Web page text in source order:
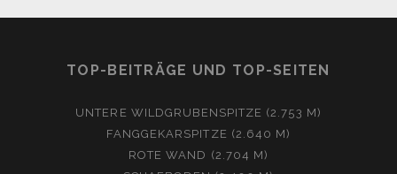
TOP-BEITRÄGE UND TOP-SEITEN
UNTERE WILDGRUBENSPITZE (2.753 M)
FANGGEKARSPITZE (2.640 M)
ROTE WAND (2.704 M)